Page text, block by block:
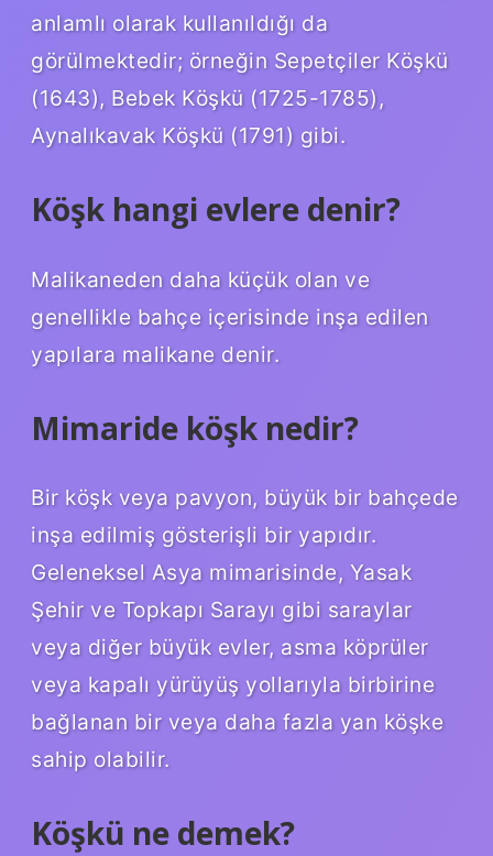
anlamlı olarak kullanıldığı da
görülmektedir; örneğin Sepetçiler Köşkü
(1643), Bebek Köşkü (1725-1785),
Aynalıkavak Köşkü (1791) gibi.
Köşk hangi evlere denir?
Malikaneden daha küçük olan ve
genellikle bahçe içerisinde inşa edilen
yapılara malikane denir.
Mimaride köşk nedir?
Bir köşk veya pavyon, büyük bir bahçede
inşa edilmiş gösterişli bir yapıdır.
Geleneksel Asya mimarisinde, Yasak
Şehir ve Topkapı Sarayı gibi saraylar
veya diğer büyük evler, asma köprüler
veya kapalı yürüyüş yollarıyla birbirine
bağlanan bir veya daha fazla yan köşke
sahip olabilir.
Köşkü ne demek?